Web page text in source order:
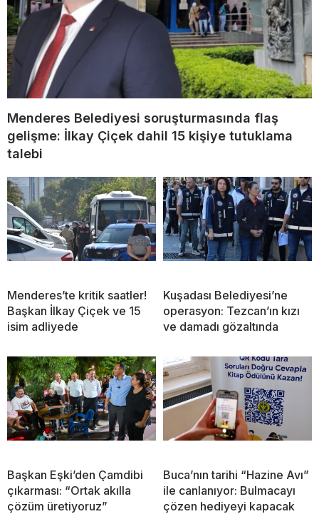
Menderes Belediyesi soruşturmasında flaş
gelişme: İlkay Çiçek dahil 15 kişiye tutuklama
talebi
Menderes’te kritik saatler!
Başkan İlkay Çiçek ve 15
isim adliyede
Kuşadası Belediyesi’ne
operasyon: Tezcan’ın kızı
ve damadı gözaltında
Başkan Eşki’den Çamdibi
çıkarması: “Ortak akılla
çözüm üretiyoruz”
Buca’nın tarihi “Hazine Avı”
ile canlanıyor: Bulmacayı
çözen hediyeyi kapacak